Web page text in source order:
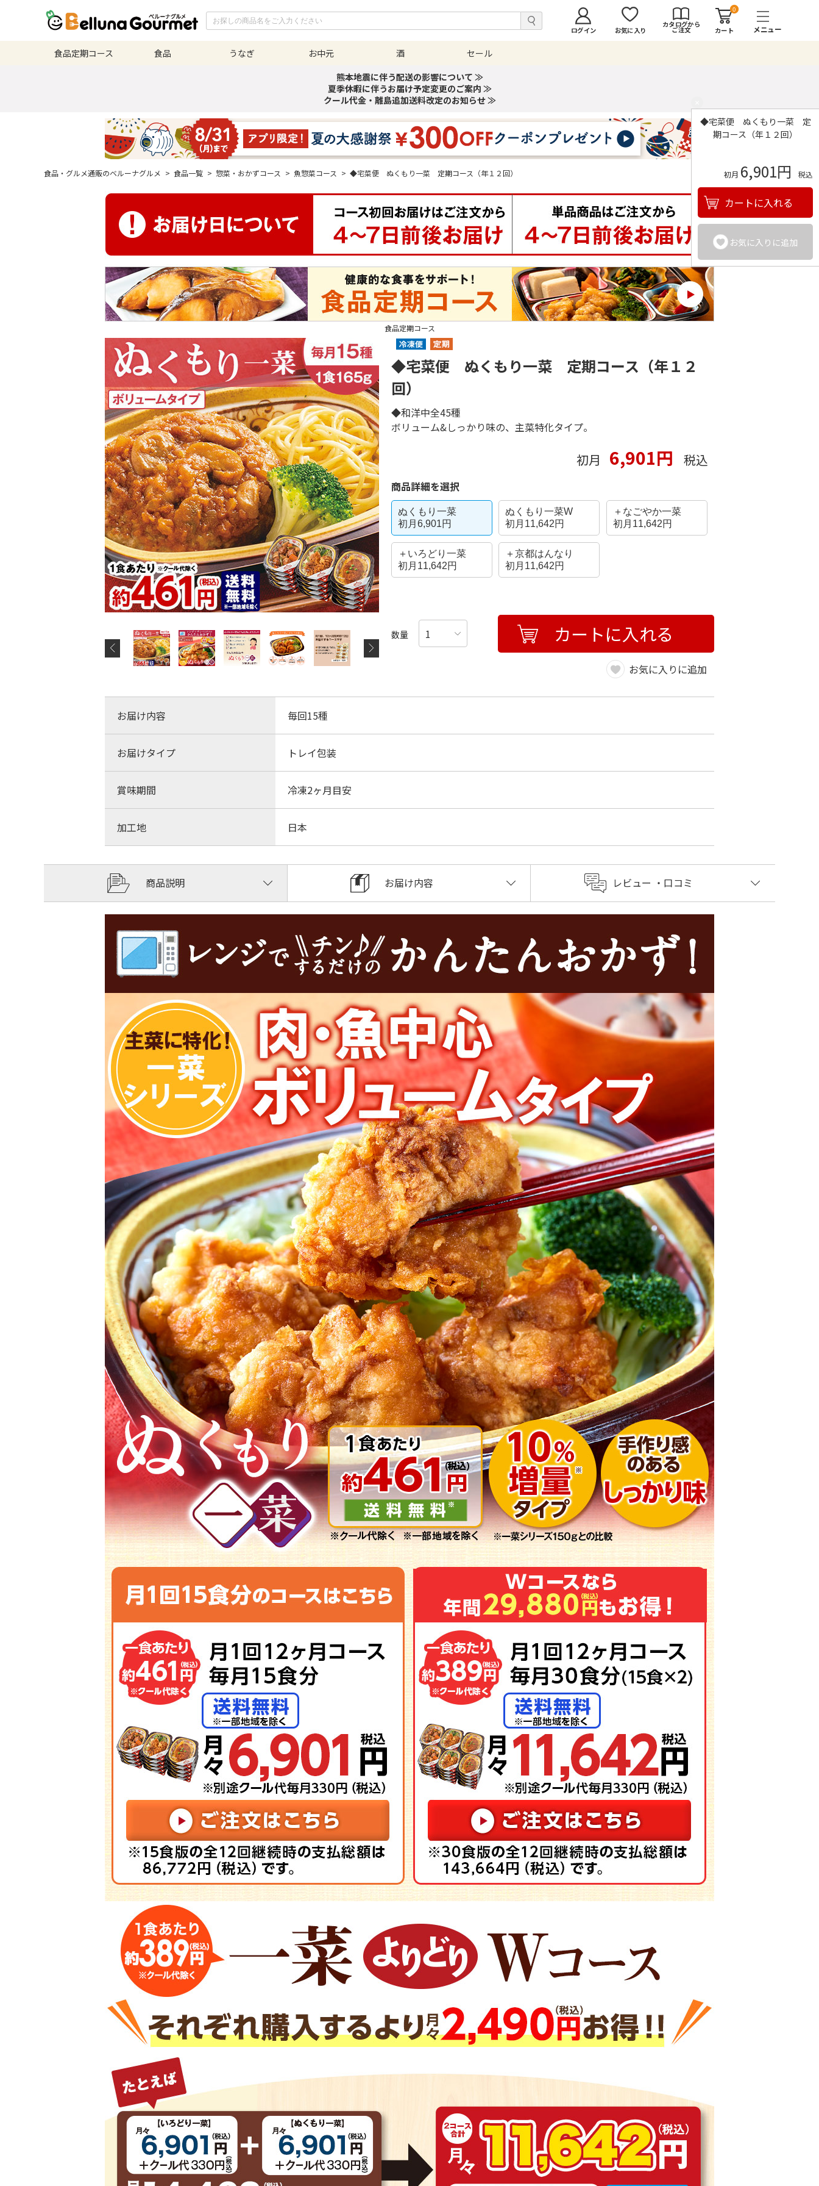
ログイン お気に入り
カタログから
ご注文
0
カート
食品定期コース 食品 うなぎ お中元 酒
セール
熊本地震に伴う配送の影響について ≫
夏季休暇に伴うお届け予定変更のご案内 ≫
クール代金・離島追加送料改定のお知らせ ≫
食品・グルメ通販のベルーナグルメ > 食品一覧 > 惣菜・おかずコース > 魚惣菜コース > ◆宅菜便 ぬくもり一菜 定期コース（年１２回）
◆宅菜便 ぬくもり一菜 定
期コース（年１２回）
初月 6,901円 税込
カートに入れる
お気に入りに追加
食品定期コース
◆宅菜便 ぬくもり一菜 定期コース（年１２
回）
◆和洋中全45種
ボリューム&しっかり味の、主菜特化タイプ。
初月 6,901円 税込
商品詳細を選択
ぬくもり一菜
初月6,901円
ぬくもり一菜W
初月11,642円
＋なごやか一菜
初月11,642円
＋いろどり一菜
初月11,642円
＋京都はんなり
初月11,642円
数量 カートに入れる
お気に入りに追加
お届け内容 毎回15種
お届けタイプ トレイ包装
賞味期間 冷凍2ヶ月目安
加工地 日本
商品説明 お届け内容 レビュー ・口コミ